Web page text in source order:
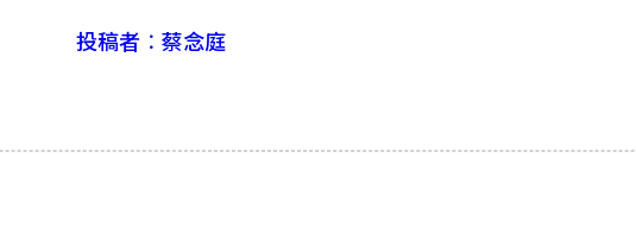
投稿者︰蔡念庭